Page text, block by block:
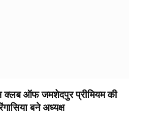
ऑफ जमशेदपुर प्रीमियम की
बने अध्यक्ष